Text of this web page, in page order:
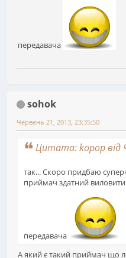
передавача
sohok
Червень 21, 2013, 23:35:50
Цитата: kopop від
так... Скоро придбаю
приймач здатний виловити
передавача
А який є такий приймач що